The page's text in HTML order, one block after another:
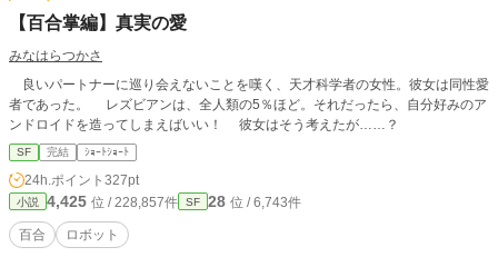
かで、誰かの笑顔を守るために触手生物《ワーム》との終わ
【百合掌編】真実の愛
みなはらつかさ
良いパートナーに巡り会えないことを嘆く、天才科学者の女性。彼女は同性愛
者であった。 レズビアンは、全人類の5％ほど。それだったら、自分好みのア
ンドロイドを造ってしまえばいい！ 彼女はそう考えたが……？
SF 完結 ｼｮｰﾄｼｮｰﾄ
24h.ポイント 327pt
小説 4,425 位 / 228,857件 SF 28 位 / 6,743件
百合 ロボット